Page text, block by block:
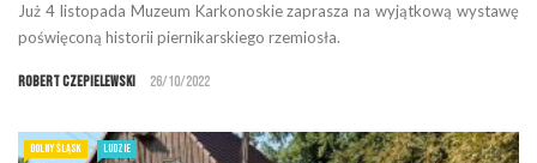
Już 4 listopada Muzeum Karkonoskie zaprasza na wyjątkową wystawę
poświęconą historii piernikarskiego rzemiosła.
Robert Czepielewski 26/10/2022
DOLNY ŚLĄSK LUDZIE